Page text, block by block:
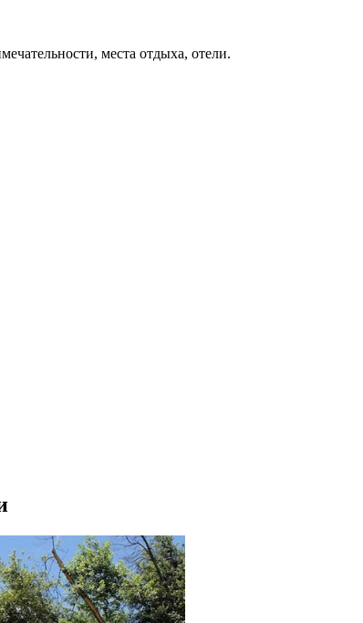
места отдыха, отели.